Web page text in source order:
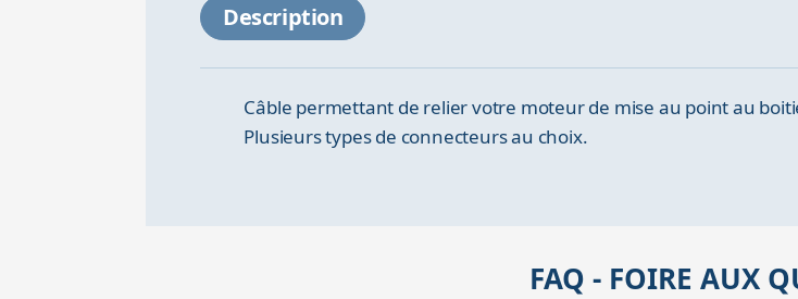
Description
Câble permettant de relier votre moteur de mise au point au
Plusieurs types de connecteurs au choix.
FAQ - FOIRE AUX